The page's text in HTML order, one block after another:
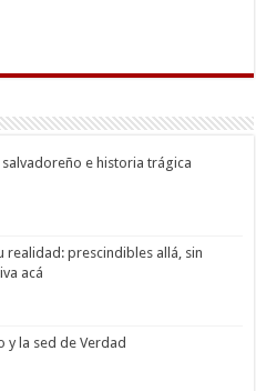
e historia trágica
realidad: prescindibles allá, sin
acá
y la sed de Verdad